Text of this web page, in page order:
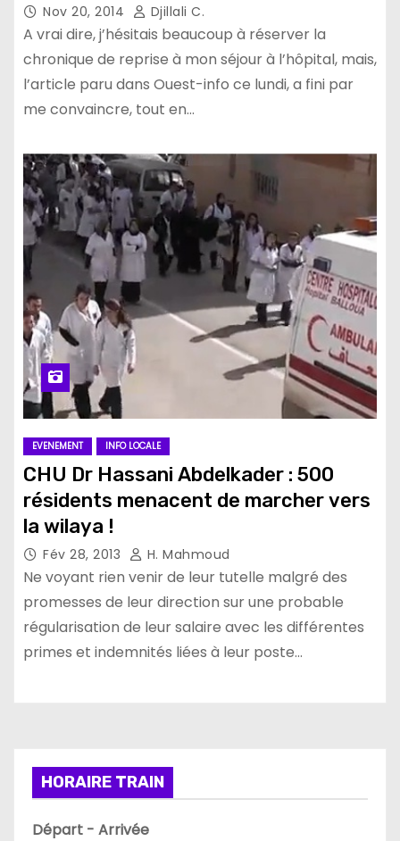
Nov 20, 2014 Djillali C.
A vrai dire, j’hésitais beaucoup à réserver la
chronique de reprise à mon séjour à l’hôpital, mais,
l’article paru dans Ouest-info ce lundi, a fini par
me convaincre, tout en…
EVENEMENT INFO LOCALE
CHU Dr Hassani Abdelkader : 500
résidents menacent de marcher vers
la wilaya !
Fév 28, 2013 H. Mahmoud
Ne voyant rien venir de leur tutelle malgré des
promesses de leur direction sur une probable
régularisation de leur salaire avec les différentes
primes et indemnités liées à leur poste…
HORAIRE TRAIN
Départ - Arrivée